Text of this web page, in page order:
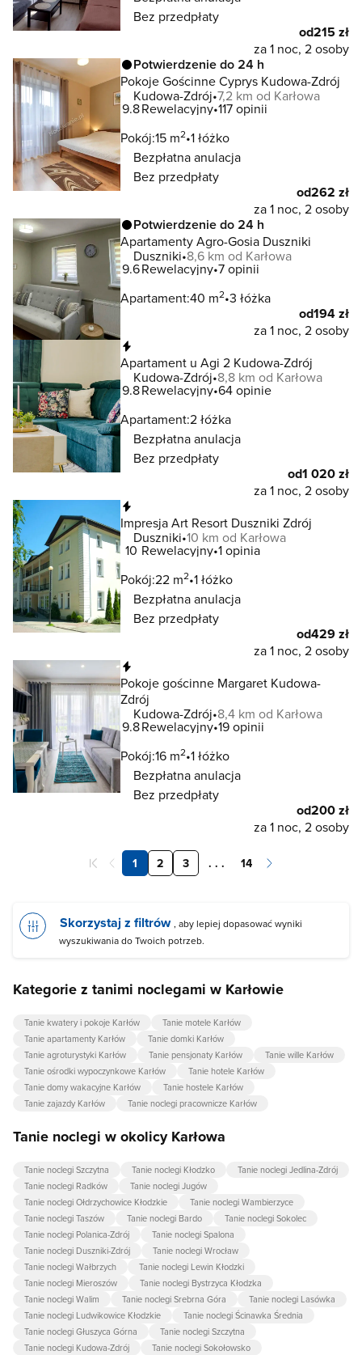
Bez przedpłaty
od215 zł
za 1 noc, 2 osoby
Potwierdzenie do 24 h
Pokoje Gościnne Cyprys Kudowa-Zdrój
Kudowa-Zdrój 7,2 km od Karłowa
9.8Rewelacyjny 117 opinii
Pokój:15 m2 1 łóżko
Bezpłatna anulacja
Bez przedpłaty
od262 zł
za 1 noc, 2 osoby
Potwierdzenie do 24 h
Apartamenty Agro-Gosia Duszniki
Duszniki 8,6 km od Karłowa
9.6Rewelacyjny 7 opinii
Apartament:40 m2 3 łóżka
od194 zł
za 1 noc, 2 osoby
Apartament u Agi 2 Kudowa-Zdrój
Kudowa-Zdrój 8,8 km od Karłowa
9.8Rewelacyjny 64 opinie
Apartament:2 łóżka
Bezpłatna anulacja
Bez przedpłaty
od1 020 zł
za 1 noc, 2 osoby
Impresja Art Resort Duszniki Zdrój
Duszniki 10 km od Karłowa
10 Rewelacyjny 1 opinia
Pokój:22 m2 1 łóżko
Bezpłatna anulacja
Bez przedpłaty
od429 zł
za 1 noc, 2 osoby
Pokoje gościnne Margaret Kudowa-
Zdrój
Kudowa-Zdrój 8,4 km od Karłowa
9.8Rewelacyjny 19 opinii
Pokój:16 m2 1 łóżko
Bezpłatna anulacja
Bez przedpłaty
od200 zł
za 1 noc, 2 osoby
1 2 3 . . . 14
Skorzystaj z filtrów , aby lepiej dopasować wyniki
wyszukiwania do Twoich potrzeb.
Kategorie z tanimi noclegami w Karłowie
Tanie kwatery i pokoje Karłów
Tanie motele Karłów
Tanie apartamenty Karłów
Tanie domki Karłów
Tanie agroturystyki Karłów
Tanie pensjonaty Karłów
Tanie wille Karłów
Tanie ośrodki wypoczynkowe Karłów
Tanie hotele Karłów
Tanie domy wakacyjne Karłów
Tanie hostele Karłów
Tanie zajazdy Karłów
Tanie noclegi pracownicze Karłów
Tanie noclegi w okolicy Karłowa
Tanie noclegi Szczytna Tanie noclegi Kłodzko
Tanie noclegi Jedlina-Zdrój
Tanie noclegi Radków
Tanie noclegi Jugów
Tanie noclegi Ołdrzychowice Kłodzkie
Tanie noclegi Wambierzyce
Tanie noclegi Taszów
Tanie noclegi Bardo
Tanie noclegi Sokolec
Tanie noclegi Polanica-Zdrój
Tanie noclegi Spalona
Tanie noclegi Duszniki-Zdrój
Tanie noclegi Wrocław
Tanie noclegi Wałbrzych
Tanie noclegi Lewin Kłodzki
Tanie noclegi Mieroszów
Tanie noclegi Bystrzyca Kłodzka
Tanie noclegi Walim
Tanie noclegi Srebrna Góra
Tanie noclegi Lasówka
Tanie noclegi Ludwikowice Kłodzkie
Tanie noclegi Ścinawka Średnia
Tanie noclegi Głuszyca Górna
Tanie noclegi Szczytna
Tanie noclegi Kudowa-Zdrój
Tanie noclegi Sokołowsko